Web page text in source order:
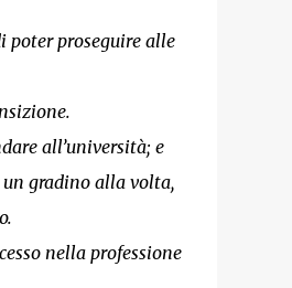
poter proseguire alle
all’università; e
un gradino alla volta,
nella professione